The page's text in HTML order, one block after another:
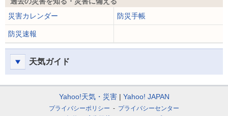
災害カレンダー
防災手帳
防災速報
天気ガイド
Yahoo!天気・災害 Yahoo! JAPAN
プライバシーポリシー
プライバシーセンター